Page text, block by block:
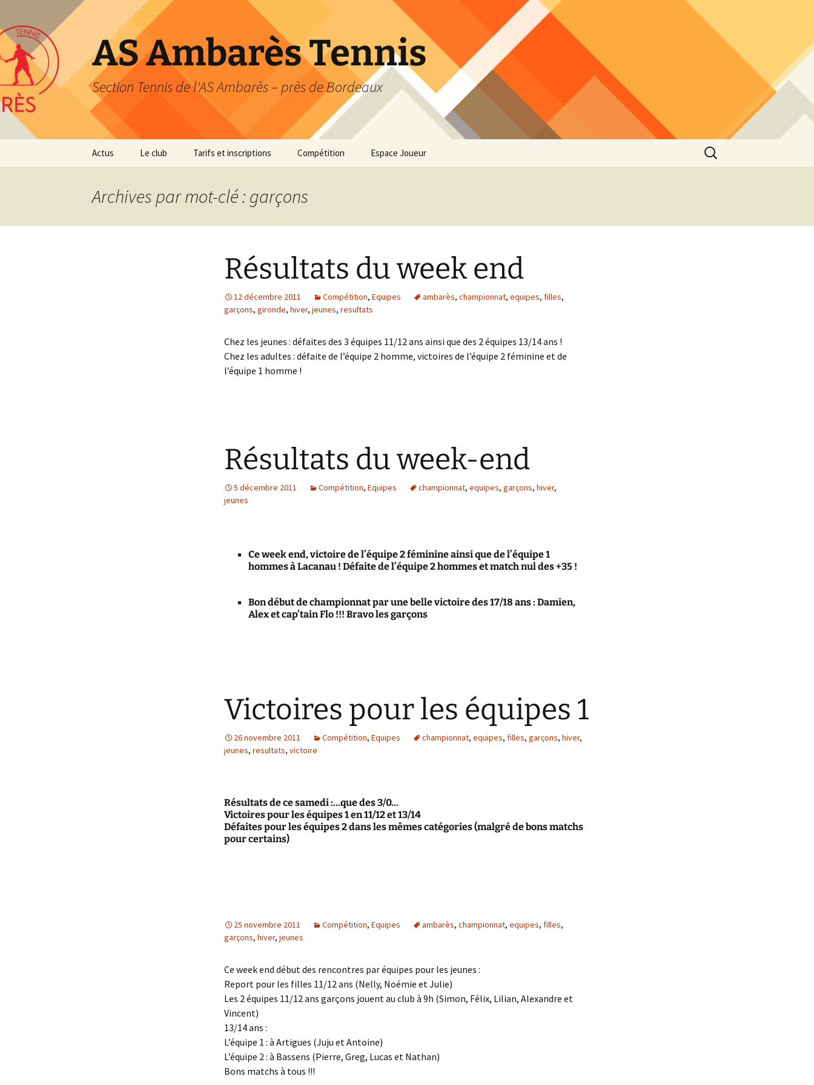
contenu
AS Ambarès Tennis
Section Tennis de l'AS Ambarès – près de Bordeaux
Actus Le club
Nos coordonnées
Tarifs et inscriptions
2026/27
Compétition
La compétition senior et
senior+
Espace Joueur
Rechercher :
Archives par mot-clé : garçons
Résultats du week end
12 décembre 2011 Compétition, Equipes ambarès, championnat, equipes, filles,
garçons, gironde, hiver, jeunes, resultats
Chez les jeunes : défaites des 3 équipes 11/12 ans ainsi que des 2 équipes 13/14 ans !
Chez les adultes : défaite de l’équipe 2 homme, victoires de l’équipe 2 féminine et de
l’équipe 1 homme !
Résultats du week-end
5 décembre 2011 Compétition, Equipes championnat, equipes, garçons, hiver,
jeunes
Ce week end, victoire de l’équipe 2 féminine ainsi que de l’équipe 1
hommes à Lacanau ! Défaite de l’équipe 2 hommes et match nul des +35 !
Bon début de championnat par une belle victoire des 17/18 ans : Damien,
Alex et cap’tain Flo !!! Bravo les garçons
Victoires pour les équipes 1
26 novembre 2011 Compétition, Equipes championnat, equipes, filles, garçons, hiver,
jeunes, resultats, victoire
Résultats de ce samedi :…que des 3/0…
Victoires pour les équipes 1 en 11/12 et 13/14
Défaites pour les équipes 2 dans les mêmes catégories (malgré de bons matchs
pour certains)
25 novembre 2011 Compétition, Equipes ambarès, championnat, equipes, filles,
garçons, hiver, jeunes
Ce week end début des rencontres par équipes pour les jeunes :
Report pour les filles 11/12 ans (Nelly, Noémie et Julie)
Les 2 équipes 11/12 ans garçons jouent au club à 9h (Simon, Félix, Lilian, Alexandre et
Vincent)
13/14 ans :
L’équipe 1 : à Artigues (Juju et Antoine)
L’équipe 2 : à Bassens (Pierre, Greg, Lucas et Nathan)
Bons matchs à tous !!!